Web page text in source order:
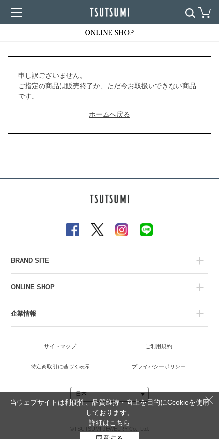
申し訳ございません。
ご指定の商品は販売終了か、ただ今お取扱いできない商品
です。
ホームへ戻る
BRAND SITE
ONLINE SHOP
企業情報
サイトマップ ご利用規約
特定商取引に基づく表示 プライバシーポリシー
©TSUTSUMI JEWELRY Co., Ltd.
当ウェブサイトは利便性、品質維持・向上を目的にCookieを使用
しております。
詳細はこちら